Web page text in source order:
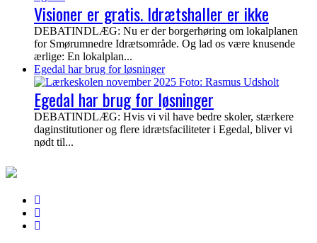
Visioner er gratis. Idrætshaller er ikke
DEBATINDLÆG: Nu er der borgerhøring om lokalplanen
for Smørumnedre Idrætsområde. Og lad os være knusende
ærlige: En lokalplan...
Egedal har brug for løsninger
Egedal har brug for løsninger
DEBATINDLÆG: Hvis vi vil have bedre skoler, stærkere
daginstitutioner og flere idrætsfaciliteter i Egedal, bliver vi
nødt til...
EgedalPosten